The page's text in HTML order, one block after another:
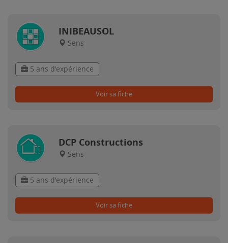
INIBEAUSOL
Sens
5 ans d'expérience
Voir sa fiche
DCP Constructions
Sens
5 ans d'expérience
Voir sa fiche